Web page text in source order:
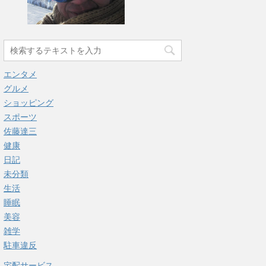
エンタメ
グルメ
ショッピング
スポーツ
佐藤達三
健康
日記
未分類
生活
睡眠
美容
雑学
駐車違反